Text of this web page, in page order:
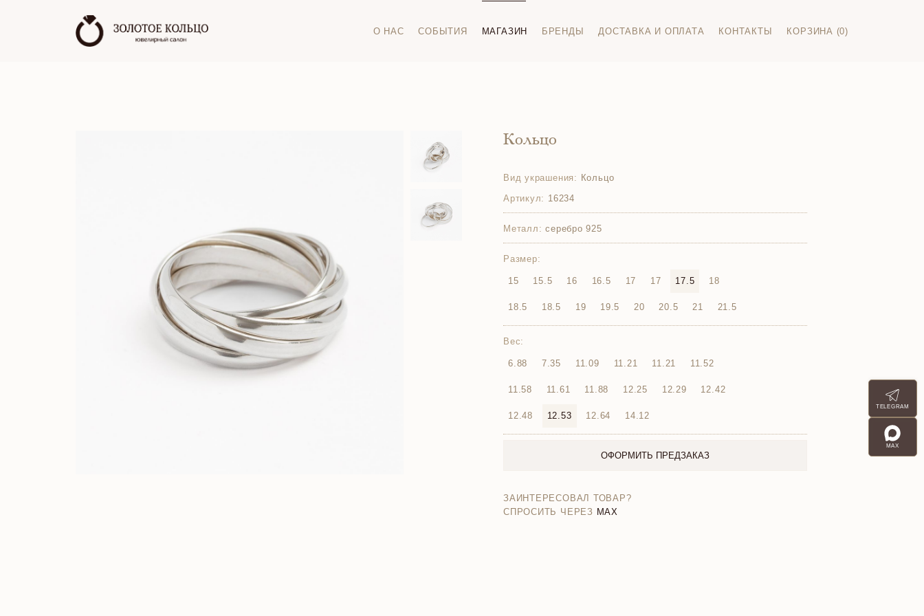
О НАС СОБЫТИЯ МАГАЗИН БРЕНДЫ ДОСТАВКА И ОПЛАТА КОНТАКТЫ КОРЗИНА (0)
Кольцо
Вид украшения: Кольцо
Артикул: 16234
Металл: серебро 925
Размер:
15 15.5 16 16.5 17 17 17.5 18
18.5 18.5 19 19.5 20 20.5 21 21.5
Вес:
6.88 7.35 11.09 11.21 11.21 11.52
11.58 11.61 11.88 12.25 12.29 12.42
12.48 12.53 12.64 14.12
ОФОРМИТЬ ПРЕДЗАКАЗ
ЗАИНТЕРЕСОВАЛ ТОВАР?
СПРОСИТЬ ЧЕРЕЗ MAX
TELEGRAM
MAX